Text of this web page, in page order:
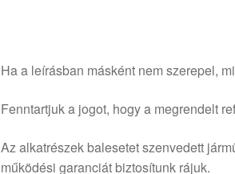
Ha a leírásban másként nem szerepel,
Fenntartjuk a jogot, hogy a megrendelt
Az alkatrészek balesetet szenvedett
működési garanciát biztosítunk rájuk.